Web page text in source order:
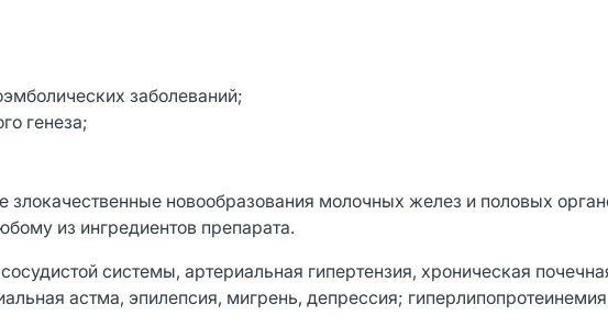
заболеваний;
генеза;
злокачественные новообразования молочных желез и половых
из ингредиентов препарата.
системы, артериальная гипертензия, хроническая
астма, эпилепсия, мигрень, депрессия;